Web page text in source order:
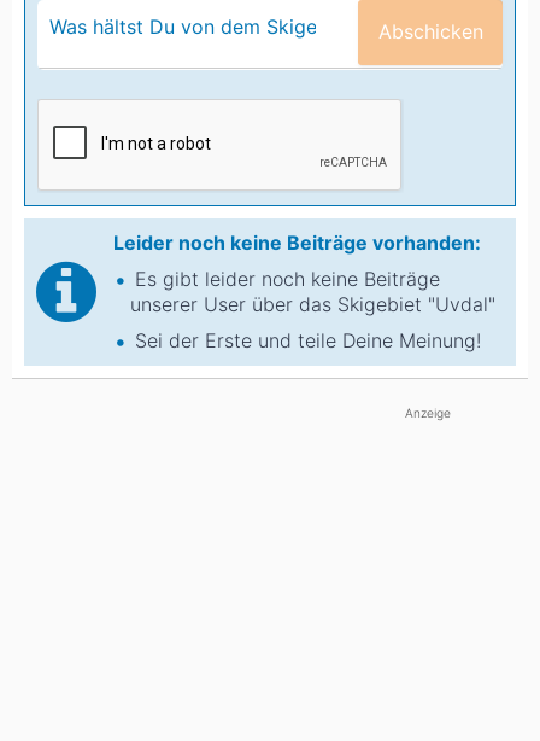
Abschicken
Leider noch keine Beiträge vorhanden:
Es gibt leider noch keine Beiträge
unserer User über das Skigebiet "Uvdal"
Sei der Erste und teile Deine Meinung!
Anzeige